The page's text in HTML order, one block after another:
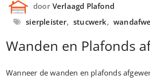
door Verlaagd Plafond
sierpleister, stucwerk,
Wanden en Plafonds
Wanneer de wanden en plafonds